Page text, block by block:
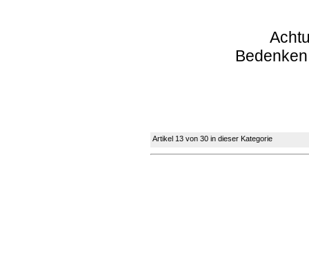
Artikel 13 von 30 in dieser Kategorie